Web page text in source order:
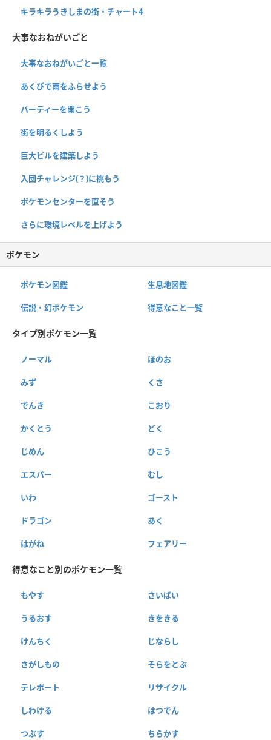
キラキラうきしまの街・チャート4
大事なおねがいごと
大事なおねがいごと一覧
あくびで雨をふらせよう
パーティーを開こう
街を明るくしよう
巨大ビルを建築しよう
入団チャレンジ(？)に挑もう
ポケモンセンターを直そう
さらに環境レベルを上げよう
ポケモン
ポケモン図鑑 生息地図鑑
伝説・幻ポケモン 得意なこと一覧
タイプ別ポケモン一覧
ノーマル ほのお
みず くさ
でんき こおり
かくとう どく
じめん ひこう
エスパー むし
いわ ゴースト
ドラゴン あく
はがね フェアリー
得意なこと別のポケモン一覧
もやす さいばい
うるおす きをきる
けんちく じならし
さがしもの そらをとぶ
テレポート リサイクル
しわける はつでん
つぶす ちらかす